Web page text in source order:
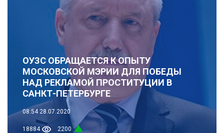
ОУЗС ОБРАЩАЕТСЯ К ОПЫТУ
МОСКОВСКОЙ МЭРИИ ДЛЯ ПОБЕДЫ
НАД РЕКЛАМОЙ ПРОСТИТУЦИИ В
САНКТ-ПЕТЕРБУРГЕ
08:54 28.07.2020
18884 2200